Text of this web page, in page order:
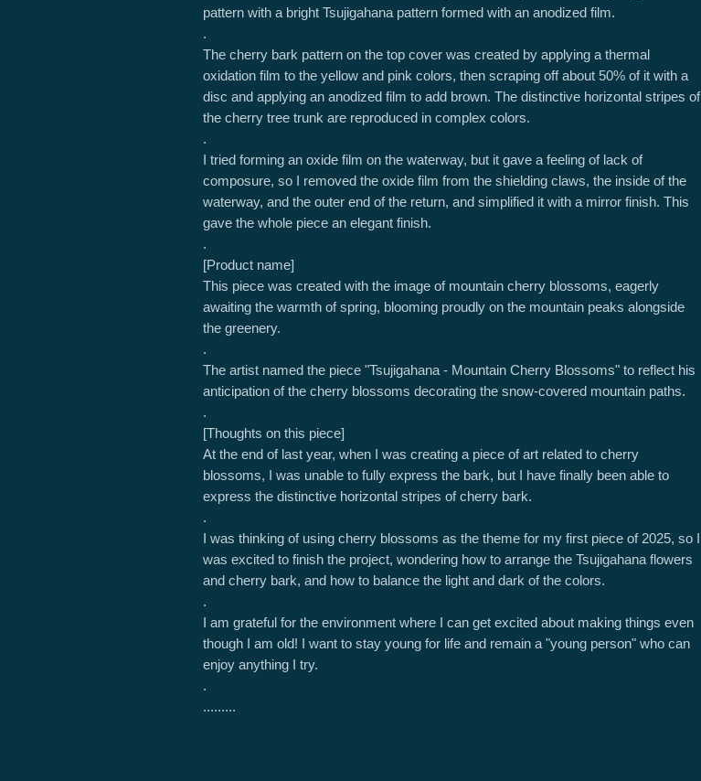
pattern with a bright Tsujigahana pattern formed with an anodized film.
.
The cherry bark pattern on the top cover was created by applying a thermal
oxidation film to the yellow and pink colors, then scraping off about 50% of it with a
disc and applying an anodized film to add brown. The distinctive horizontal stripes of
the cherry tree trunk are reproduced in complex colors.
.
I tried forming an oxide film on the waterway, but it gave a feeling of lack of
composure, so I removed the oxide film from the shielding claws, the inside of the
waterway, and the outer end of the return, and simplified it with a mirror finish. This
gave the whole piece an elegant finish.
.
[Product name]
This piece was created with the image of mountain cherry blossoms, eagerly
awaiting the warmth of spring, blooming proudly on the mountain peaks alongside
the greenery.
.
The artist named the piece "Tsujigahana - Mountain Cherry Blossoms" to reflect his
anticipation of the cherry blossoms decorating the snow-covered mountain paths.
.
[Thoughts on this piece]
At the end of last year, when I was creating a piece of art related to cherry
blossoms, I was unable to fully express the bark, but I have finally been able to
express the distinctive horizontal stripes of cherry bark.
.
I was thinking of using cherry blossoms as the theme for my first piece of 2025, so I
was excited to finish the project, wondering how to arrange the Tsujigahana flowers
and cherry bark, and how to balance the light and dark of the colors.
.
I am grateful for the environment where I can get excited about making things even
though I am old! I want to stay young for life and remain a "young person" who can
enjoy anything I try.
.
.........